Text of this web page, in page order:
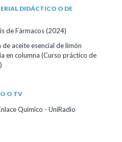
DIDÁCTICO O DE
de Fármacos (2024)
aceite esencial de limón
en columna (Curso práctico de
O TV
Químico - UniRadio